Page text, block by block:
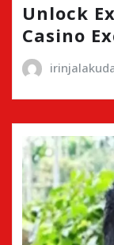
Unlock
Casino